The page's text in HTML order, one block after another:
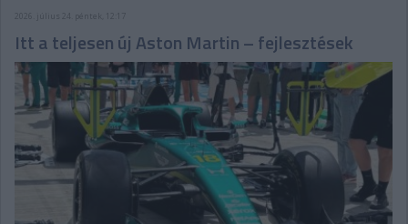
2026. július 24. péntek, 12:17
Itt a teljesen új Aston Martin – fejlesztések